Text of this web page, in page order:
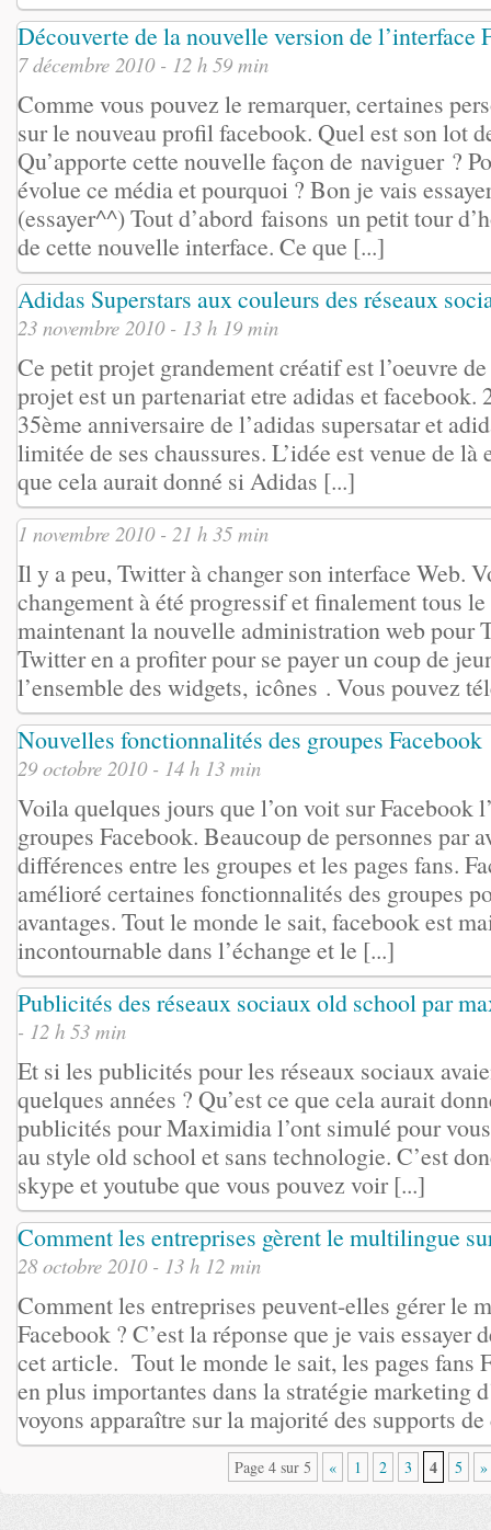
Découverte de la nouvelle version de l’interface
7 décembre 2010 - 12 h 59 min
Comme vous pouvez le remarquer, certaines
sur le nouveau profil facebook. Quel est son lot
Qu’apporte cette nouvelle façon de naviguer ?
évolue ce média et pourquoi ? Bon je vais
(essayer^^) Tout d’abord faisons un petit tour
de cette nouvelle interface. Ce que [...]
Adidas Superstars aux couleurs des réseaux
23 novembre 2010 - 13 h 19 min
Ce petit projet grandement créatif est l’oeuvre
projet est un partenariat etre adidas et facebook.
35ème anniversaire de l’adidas supersatar et
limitée de ses chaussures. L’idée est venue de
que cela aurait donné si Adidas [...]
1 novembre 2010 - 21 h 35 min
Il y a peu, Twitter à changer son interface Web.
changement à été progressif et finalement tous
maintenant la nouvelle administration web pour
Twitter en a profiter pour se payer un coup de
l’ensemble des widgets, icônes . Vous pouvez
Nouvelles fonctionnalités des groupes Facebook
29 octobre 2010 - 14 h 13 min
Voila quelques jours que l’on voit sur Facebook
groupes Facebook. Beaucoup de personnes par
différences entre les groupes et les pages fans.
amélioré certaines fonctionnalités des groupes
avantages. Tout le monde le sait, facebook est
incontournable dans l’échange et le [...]
Publicités des réseaux sociaux old school par
- 12 h 53 min
Et si les publicités pour les réseaux sociaux
quelques années ? Qu’est ce que cela aurait
publicités pour Maximidia l’ont simulé pour
au style old school et sans technologie. C’est
skype et youtube que vous pouvez voir [...]
Comment les entreprises gèrent le multilingue
28 octobre 2010 - 13 h 12 min
Comment les entreprises peuvent-elles gérer le
Facebook ? C’est la réponse que je vais essayer
cet article. Tout le monde le sait, les pages fans
en plus importantes dans la stratégie marketing
voyons apparaître sur la majorité des supports
Page 4 sur 5 « 1 2 3 4 5 »